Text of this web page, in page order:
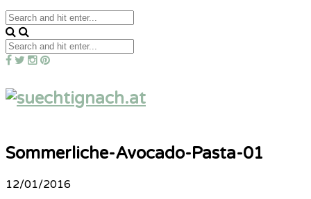
Sommerliche-Avocado-Pasta-01
12/01/2016